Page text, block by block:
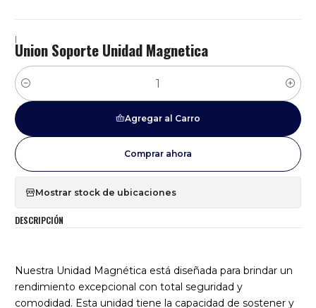
|
Union Soporte Unidad Magnetica
Cantidad
Agregar al Carro
Comprar ahora
Mostrar stock de ubicaciones
DESCRIPCIÓN
Nuestra Unidad Magnética está diseñada para brindar un
rendimiento excepcional con total seguridad y
comodidad. Esta unidad tiene la capacidad de sostener y